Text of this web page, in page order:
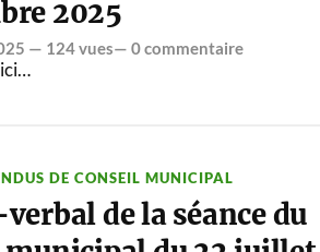
2025
— 124 vues—0 commentaire
DE CONSEIL MUNICIPAL
de la séance du